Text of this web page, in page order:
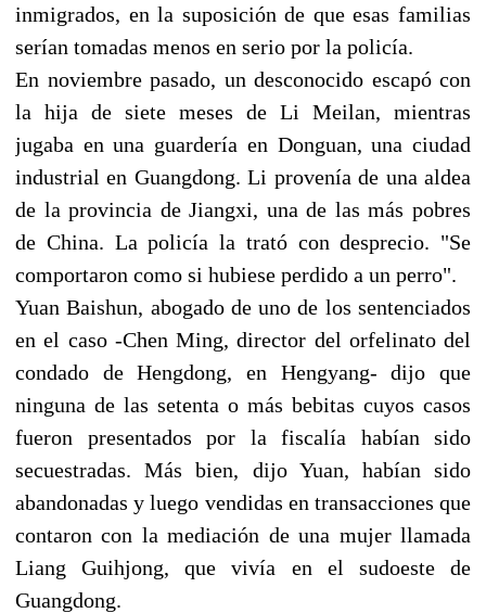
inmigrados, en la suposición de que esas familias
serían tomadas menos en serio por la policía.
En noviembre pasado, un desconocido escapó con
la hija de siete meses de Li Meilan, mientras
jugaba en una guardería en Donguan, una ciudad
industrial en Guangdong. Li provenía de una aldea
de la provincia de Jiangxi, una de las más pobres
de China. La policía la trató con desprecio. "Se
comportaron como si hubiese perdido a un perro".
Yuan Baishun, abogado de uno de los sentenciados
en el caso -Chen Ming, director del orfelinato del
condado de Hengdong, en Hengyang- dijo que
ninguna de las setenta o más bebitas cuyos casos
fueron presentados por la fiscalía habían sido
secuestradas. Más bien, dijo Yuan, habían sido
abandonadas y luego vendidas en transacciones que
contaron con la mediación de una mujer llamada
Liang Guihjong, que vivía en el sudoeste de
Guangdong.